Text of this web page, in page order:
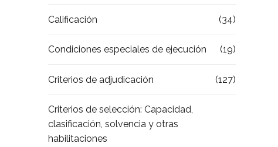
Calificación (34)
Condiciones especiales de ejecución (19)
Criterios de adjudicación (127)
Criterios de selección: Capacidad,
clasificación, solvencia y otras
habilitaciones